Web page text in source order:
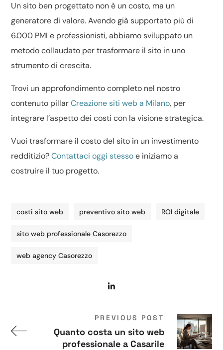
Un sito ben progettato non è un costo, ma un
generatore di valore. Avendo già supportato più di
6.000 PMI e professionisti, abbiamo sviluppato un
metodo collaudato per trasformare il sito in uno
strumento di crescita.
Trovi un approfondimento completo nel nostro
contenuto pillarCreazione siti web a Milano, per
integrare l’aspetto dei costi con la visione strategica.
Vuoi trasformare il costo del sito in un investimento
redditizio?Contattaci oggi stessoe iniziamo a
costruire il tuo progetto.
costi sito web preventivo sito web ROI digitale
sito web professionale Casorezzo
web agency Casorezzo
PREVIOUS POST
Quanto costa un sito web
professionale a Casarile